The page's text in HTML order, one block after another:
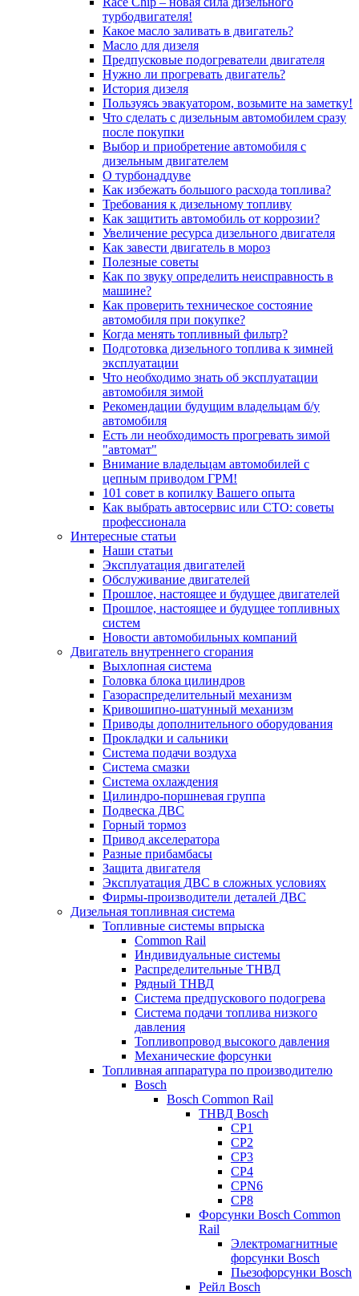
турбодвигателя!
Какое масло заливать в двигатель?
Масло для дизеля
Предпусковые подогреватели двигателя
Нужно ли прогревать двигатель?
История дизеля
Пользуясь эвакуатором, возьмите на заметку!
Что сделать с дизельным автомобилем сразу
после покупки
Выбор и приобретение автомобиля с
дизельным двигателем
О турбонаддуве
Как избежать большого расхода топлива?
Требования к дизельному топливу
Как защитить автомобиль от коррозии?
Увеличение ресурса дизельного двигателя
Как завести двигатель в мороз
Полезные советы
Как по звуку определить неисправность в
машине?
Как проверить техническое состояние
автомобиля при покупке?
Когда менять топливный фильтр?
Подготовка дизельного топлива к зимней
эксплуатации
Что необходимо знать об эксплуатации
автомобиля зимой
Рекомендации будущим владельцам б/у
автомобиля
Есть ли необходимость прогревать зимой
"автомат"
Внимание владельцам автомобилей с
цепным приводом ГРМ!
101 совет в копилку Вашего опыта
Как выбрать автосервис или СТО: советы
профессионала
Интересные статьи
Наши статьи
Эксплуатация двигателей
Обслуживание двигателей
Прошлое, настоящее и будущее двигателей
Прошлое, настоящее и будущее топливных
систем
Новости автомобильных компаний
Двигатель внутреннего сгорания
Выхлопная система
Головка блока цилиндров
Газораспределительный механизм
Кривошипно-шатунный механизм
Приводы дополнительного оборудования
Прокладки и сальники
Система подачи воздуха
Система смазки
Система охлаждения
Цилиндро-поршневая группа
Подвеска ДВС
Горный тормоз
Привод акселератора
Разные прибамбасы
Защита двигателя
Эксплуатация ДВС в сложных условиях
Фирмы-производители деталей ДВС
Дизельная топливная система
Топливные системы впрыска
Common Rail
Индивидуальные системы
Распределительные ТНВД
Рядный ТНВД
Система предпускового подогрева
Система подачи топлива низкого
давления
Топливопровод высокого давления
Механические форсунки
Топливная аппаратура по производителю
Bosch
Bosch Common Rail
ТНВД Bosch
CP1
CP2
CP3
CP4
CPN6
CP8
Форсунки Bosch Common
Rail
Электромагнитные
форсунки Bosch
Пьезофорсунки Bosch
Рейл Bosch